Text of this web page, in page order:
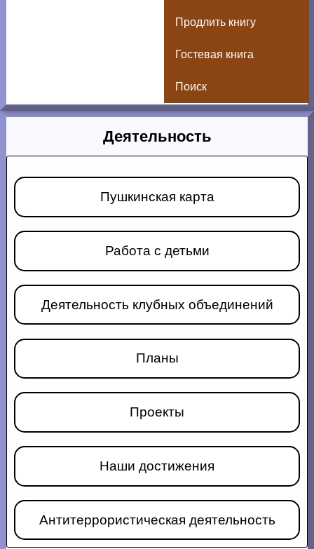
Продлить книгу
Гостевая книга
Поиск
Деятельность
Пушкинская карта
Работа с детьми
Деятельность клубных объединений
Планы
Проекты
Наши достижения
Антитеррористическая деятельность